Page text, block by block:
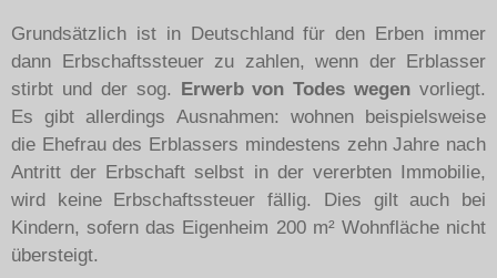
Grundsätzlich ist in Deutschland für den Erben immer
dann Erbschaftssteuer zu zahlen, wenn der Erblasser
stirbt und der sog. Erwerb von Todes wegen vorliegt.
Es gibt allerdings Ausnahmen: wohnen beispielsweise
die Ehefrau des Erblassers mindestens zehn Jahre nach
Antritt der Erbschaft selbst in der vererbten Immobilie,
wird keine Erbschaftssteuer fällig. Dies gilt auch bei
Kindern, sofern das Eigenheim 200 m² Wohnfläche nicht
übersteigt.